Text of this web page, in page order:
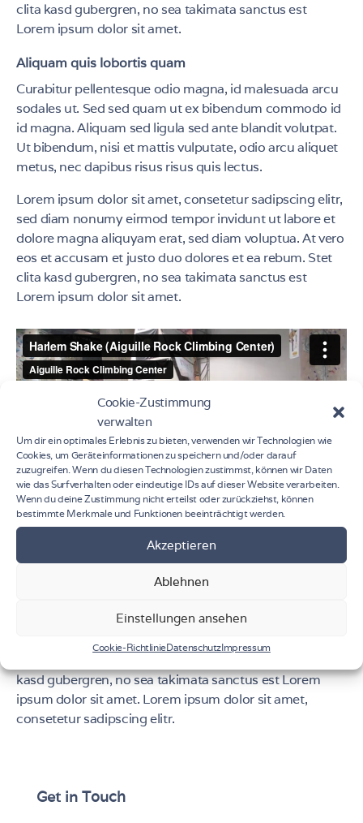
Cookie-Zustimmung
verwalten
Um dir ein optimales Erlebnis zu bieten, verwenden wir Technologien wie
Cookies, um Geräteinformationen zu speichern und/oder darauf
zuzugreifen. Wenn du diesen Technologien zustimmst, können wir Daten
wie das Surfverhalten oder eindeutige IDs auf dieser Website verarbeiten.
Wenn du deine Zustimmung nicht erteilst oder zurückziehst, können
bestimmte Merkmale und Funktionen beeinträchtigt werden.
Akzeptieren
Ablehnen
Einstellungen ansehen
Cookie-RichtlinieDatenschutzImpressum
clita kasd gubergren, no sea takimata sanctus est
Lorem ipsum dolor sit amet.
Aliquam quis lobortis quam
Curabitur pellentesque odio magna, id malesuada arcu
sodales ut. Sed sed quam ut ex bibendum commodo id
id magna. Aliquam sed ligula sed ante blandit volutpat.
Ut bibendum, nisi et mattis vulputate, odio arcu aliquet
metus, nec dapibus risus risus quis lectus.
Lorem ipsum dolor sit amet, consetetur sadipscing elitr,
sed diam nonumy eirmod tempor invidunt ut labore et
dolore magna aliquyam erat, sed diam voluptua. At vero
eos et accusam et justo duo dolores et ea rebum. Stet
clita kasd gubergren, no sea takimata sanctus est
Lorem ipsum dolor sit amet.
At vero eos et accusam et justo duo dolores et ea
rebum. Stet clita kasd gubergren, no sea takimata
sanctus est Lorem ipsum dolor sit amet. Lorem ipsum
nonumy eirmod tempor invidunt ut labore et dolore
magna aliquyam erat, sed diam voluptua. At vero eos et
kasd gubergren, no sea takimata sanctus est Lorem
ipsum dolor sit amet. Lorem ipsum dolor sit amet,
consetetur sadipscing elitr.
Get in Touch